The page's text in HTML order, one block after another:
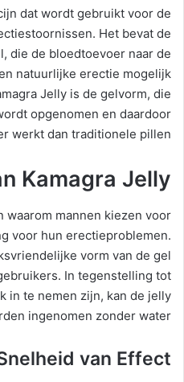
dat wordt gebruikt voor de
Het bevat de
die de bloedtoevoer naar de
natuurlijke erectie mogelijk
Jelly is de gelvorm, die
opgenomen en daardoor
werkt dan traditionele pillen.
Kamagra Jelly
mannen kiezen voor
voor hun erectieproblemen.
vorm van de gel
In tegenstelling tot
in te nemen zijn, kan de jelly
ingenomen zonder water.
van Effect